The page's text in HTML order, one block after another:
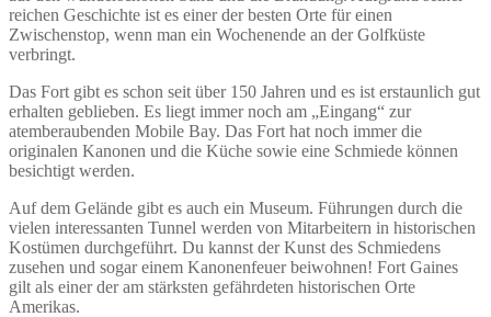
reichen Geschichte ist es einer der besten Orte für einen
Zwischenstop, wenn man ein Wochenende an der Golfküste
verbringt.
Das Fort gibt es schon seit über 150 Jahren und es ist erstaunlich gut
erhalten geblieben. Es liegt immer noch am „Eingang“ zur
atemberaubenden Mobile Bay. Das Fort hat noch immer die
originalen Kanonen und die Küche sowie eine Schmiede können
besichtigt werden.
Auf dem Gelände gibt es auch ein Museum. Führungen durch die
vielen interessanten Tunnel werden von Mitarbeitern in historischen
Kostümen durchgeführt. Du kannst der Kunst des Schmiedens
zusehen und sogar einem Kanonenfeuer beiwohnen! Fort Gaines
gilt als einer der am stärksten gefährdeten historischen Orte
Amerikas.